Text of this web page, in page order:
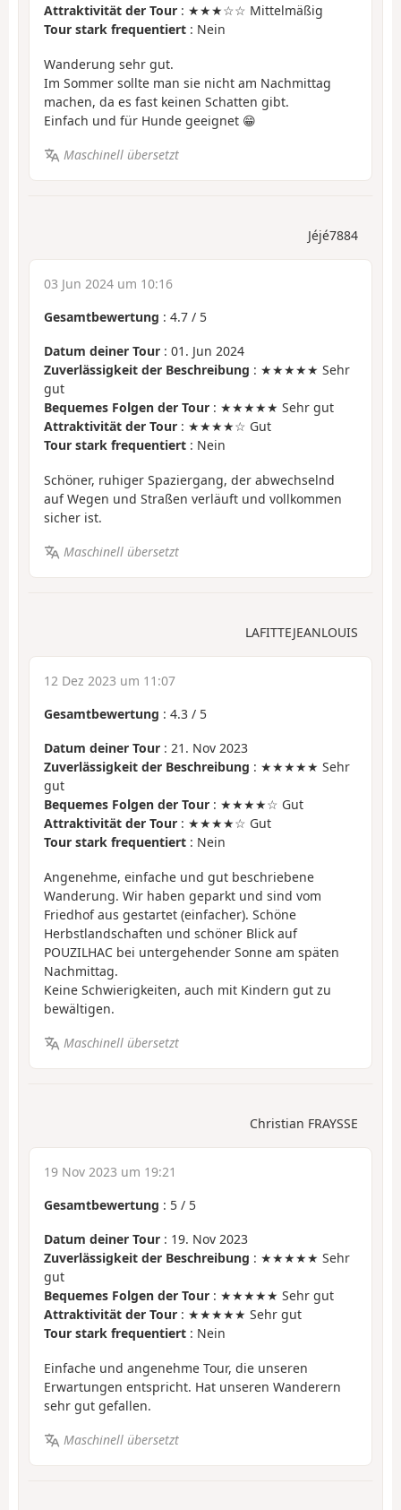
Attraktivität der Tour : ★★★☆☆ Mittelmäßig
Tour stark frequentiert : Nein
Wanderung sehr gut.
Im Sommer sollte man sie nicht am Nachmittag
machen, da es fast keinen Schatten gibt.
Einfach und für Hunde geeignet 😁
Maschinell übersetzt
Jéjé7884
03 Jun 2024 um 10:16
Gesamtbewertung : 4.7 / 5
Datum deiner Tour : 01. Jun 2024
Zuverlässigkeit der Beschreibung : ★★★★★ Sehr
gut
Bequemes Folgen der Tour : ★★★★★ Sehr gut
Attraktivität der Tour : ★★★★☆ Gut
Tour stark frequentiert : Nein
Schöner, ruhiger Spaziergang, der abwechselnd
auf Wegen und Straßen verläuft und vollkommen
sicher ist.
Maschinell übersetzt
LAFITTEJEANLOUIS
12 Dez 2023 um 11:07
Gesamtbewertung : 4.3 / 5
Datum deiner Tour : 21. Nov 2023
Zuverlässigkeit der Beschreibung : ★★★★★ Sehr
gut
Bequemes Folgen der Tour : ★★★★☆ Gut
Attraktivität der Tour : ★★★★☆ Gut
Tour stark frequentiert : Nein
Angenehme, einfache und gut beschriebene
Wanderung. Wir haben geparkt und sind vom
Friedhof aus gestartet (einfacher). Schöne
Herbstlandschaften und schöner Blick auf
POUZILHAC bei untergehender Sonne am späten
Nachmittag.
Keine Schwierigkeiten, auch mit Kindern gut zu
bewältigen.
Maschinell übersetzt
Christian FRAYSSE
19 Nov 2023 um 19:21
Gesamtbewertung : 5 / 5
Datum deiner Tour : 19. Nov 2023
Zuverlässigkeit der Beschreibung : ★★★★★ Sehr
gut
Bequemes Folgen der Tour : ★★★★★ Sehr gut
Attraktivität der Tour : ★★★★★ Sehr gut
Tour stark frequentiert : Nein
Einfache und angenehme Tour, die unseren
Erwartungen entspricht. Hat unseren Wanderern
sehr gut gefallen.
Maschinell übersetzt